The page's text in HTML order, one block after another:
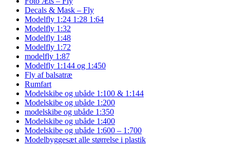
Decals & Mask – Fly
Modelfly 1:24 1:28 1:64
Modelfly 1:32
Modelfly 1:48
Modelfly 1:72
modelfly 1:87
Modelfly 1:144 og 1:450
Fly af balsatræ
Rumfart
Modelskibe og ubåde 1:100 & 1:144
Modelskibe og ubåde 1:200
modelskibe og ubåde 1:350
Modelskibe og ubåde 1:400
Modelskibe og ubåde 1:600 – 1:700
Modelbyggesæt alle størrelse i plastik